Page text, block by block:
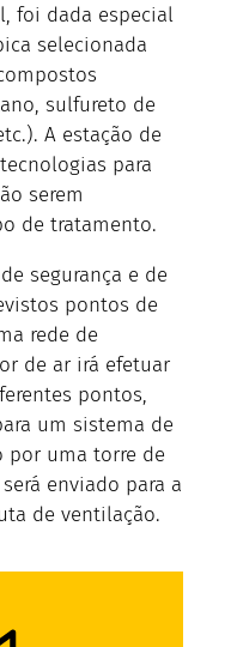
foi dada especial
selecionada
sulfureto de
A estação de
para
serem
de tratamento.
segurança e de
pontos de
rede de
de ar irá efetuar
pontos,
um sistema de
por uma torre de
enviado para a
de ventilação.